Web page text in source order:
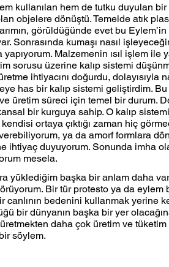
kullanılan hem de tutku duyulan
objelere dönüştü. Temelde atık
görüldüğünde evet bu
Sonrasında kumaşı nasıl
yapıyorum. Malzemenin ısıl işlem ile
sorusu üzerine kalıp sistemi
ihtiyacını doğurdu, dolayısıyla
has bir kalıp sistemi geliştirdim. Bu
üretim süreci için temel bir durum.
bir kurguya sahip. O kalıp
ortaya çıktığı zaman hiç
ya da amorf formlara
ihtiyaç duyuyorum. Sonunda imha
mesela.
yüklediğim başka bir anlam daha
Bir tür protesto ya da
canlının bedenini kullanmak yerine
bir dünyanın başka bir yer
daha çok üretim ve tüketim
söylem.